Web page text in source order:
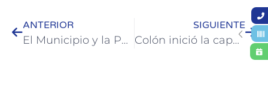
ANTERIOR
El Municipio y la Parroquia Santos Justo y Pastor reactivaron el Refugio Padre Andrés
SIGUIENTE
Colón inició la capacitación de Maquillaje Social con una gran convocatoria